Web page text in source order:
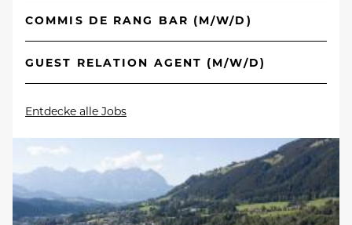
COMMIS DE RANG BAR (M/W/D)
GUEST RELATION AGENT (M/W/D)
Entdecke alle Jobs